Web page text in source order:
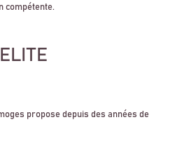
compétente.
propose depuis des années de